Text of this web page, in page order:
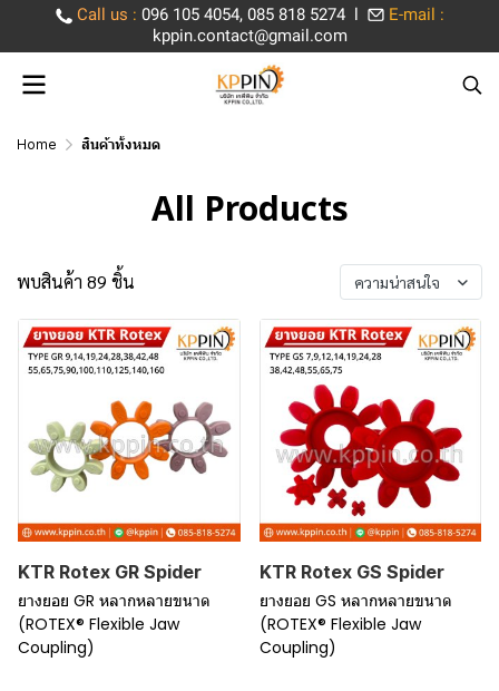
Call us : 096 105 4054, 085 818 5274 l
E-mail :
kppin.contact@gmail.com
Home สินค้าทั้งหมด
All Products
พบสินค้า 89 ชิ้น ความน่าสนใจ
KTR Rotex GR Spider
ยางยอย GR หลากหลายขนาด
(ROTEX® Flexible Jaw
Coupling)
KTR Rotex GS Spider
ยางยอย GS หลากหลายขนาด
(ROTEX® Flexible Jaw
Coupling)